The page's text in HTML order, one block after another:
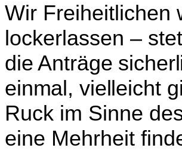
Wir Freiheitlichen
lockerlassen –
die Anträge
einmal, viel­leicht
Ruck im Sinne
eine Mehrheit